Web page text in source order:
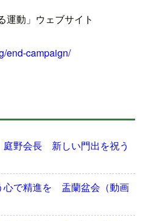
動」ウェブサイト
end-campaign/
野会長 新しい門出を祝う
心で精進を 盂蘭盆会（動画